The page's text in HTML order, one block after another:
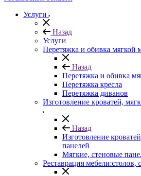
Услуги
Назад
Услуги
Перетяжка и обивка мягкой
Назад
Перетяжка и обивка
Перетяжка кресла
Перетяжка диванов
Изготовление кроватей,
Назад
Изготовление
панелей
Мягкие, стеновые
Реставрация мебели:столов,